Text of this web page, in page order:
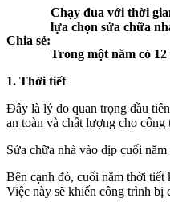
Chia sẻ:
Chạy đua với thời
lựa chọn sửa chữa
Trong một năm có
1. Thời tiết
Đây là lý do quan trọng đầu
an toàn và chất lượng cho công
Sửa chữa nhà vào dịp cuối
Bên cạnh đó, cuối năm thời tiết
Việc này sẽ khiến công trình bị